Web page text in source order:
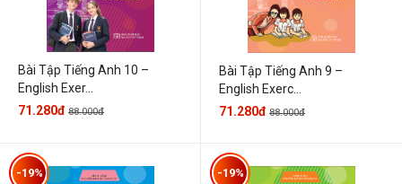
Bài Tập Tiếng Anh 10 –
English Exer...
71.280đ 88.000đ
Bài Tập Tiếng Anh 9 –
English Exerc...
71.280đ 88.000đ
-19% -19%